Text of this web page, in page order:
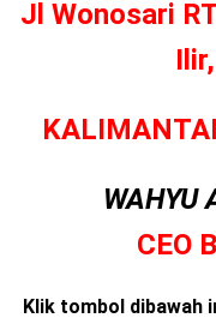
Jl Wonosari
WAHYU
CEO
Klik tombol dibawah